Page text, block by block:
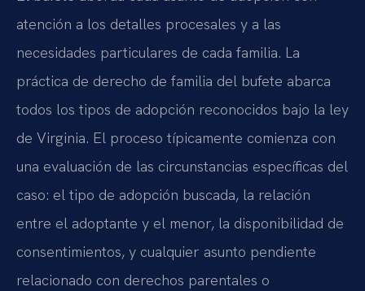
atención a los detalles procesales y a las
necesidades particulares de cada familia. La
práctica de derecho de familia del bufete abarca
todos los tipos de adopción reconocidos bajo la ley
de Virginia. El proceso típicamente comienza con
una evaluación de las circunstancias específicas del
caso: el tipo de adopción buscada, la relación
entre el adoptante y el menor, la disponibilidad de
consentimientos, y cualquier asunto pendiente
relacionado con derechos parentales o